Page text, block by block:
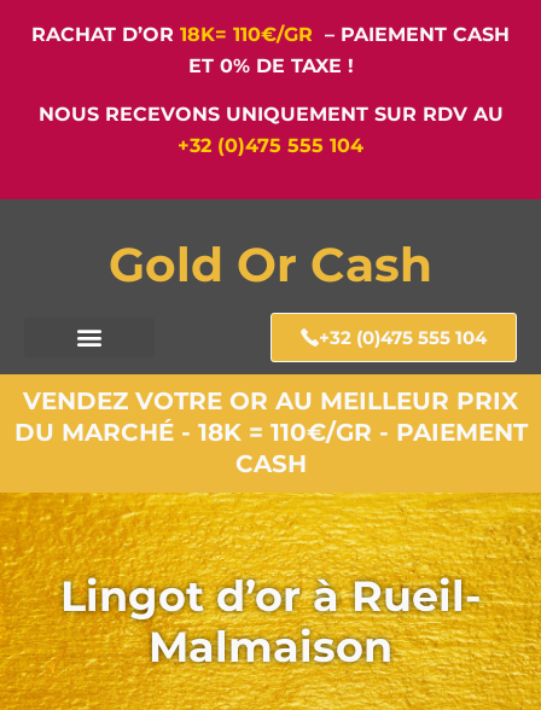
RACHAT D’OR 18K= 110€/GR – PAIEMENT CASH
ET 0% DE TAXE !
NOUS RECEVONS UNIQUEMENT SUR RDV AU
+32 (0)475 555 104
Gold Or Cash
+32 (0)475 555 104
VENDEZ VOTRE OR AU MEILLEUR PRIX
DU MARCHÉ - 18K = 110€/GR - PAIEMENT
CASH
Lingot d’or à Rueil-
Malmaison